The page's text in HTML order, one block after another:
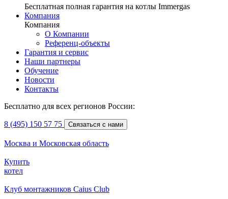
Бесплатная полная гарантия на котлы Immergas
Компания
Компания
О Компании
Референц-объекты
Гарантия и сервис
Наши партнеры
Обучение
Новости
Контакты
Бесплатно для всех регионов России:
8 (495) 150 57 75 Связаться с нами
Москва и Московская область
Купить
котел
Клуб монтажников Caius Club